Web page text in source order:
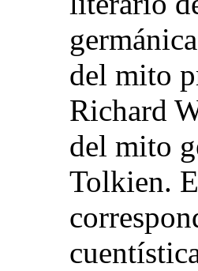
del mito
Richard
del mito
Tolkien.